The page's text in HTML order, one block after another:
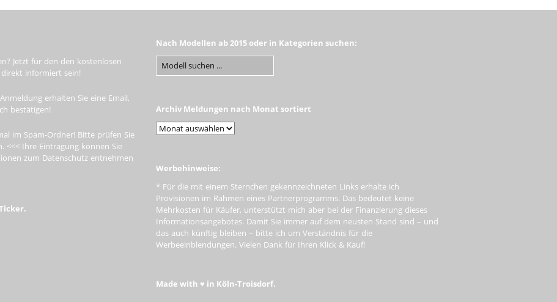
Jetzt für den den kostenlosen
informiert sein!
erhalten Sie eine Email,
bestätigen!
im Spam-Ordner! Bitte prüfen Sie
<<< Ihre Eintragung können Sie
zum Datenschutz entnehmen
Nach Modellen ab 2015 oder in Kategorien suchen:
Archiv Meldungen nach Monat sortiert
Werbehinweise:
* Für die mit einem Sternchen gekennzeichneten Links erhalte ich
Provisionen im Rahmen eines Partnerprogramms. Das bedeutet keine
Mehrkosten für Käufer, unterstützt mich aber bei der Finanzierung dieses
Informationsangebotes. Damit Sie immer auf dem neusten Stand sind – und
das auch künftig bleiben – bitte ich um Verständnis für die
Werbeeinblendungen. Vielen Dank für Ihren Klick & Kauf!
Made with ♥ in Köln-Troisdorf.